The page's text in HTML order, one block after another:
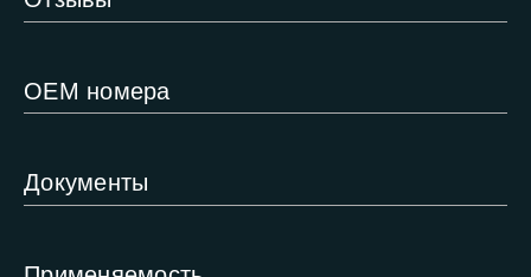
ОЕМ номера
Документы